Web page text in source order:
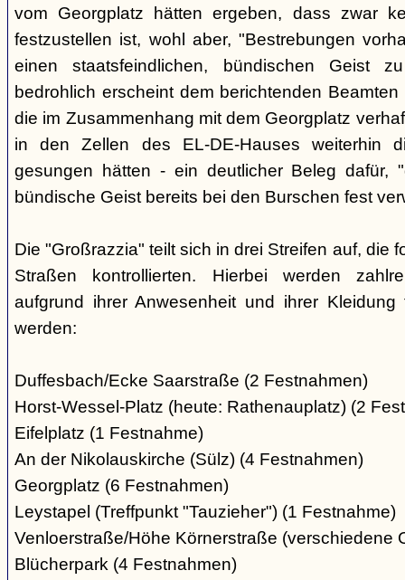
vom Georgplatz hätten ergeben, dass zwar
festzustellen ist, wohl aber, "Bestrebungen
einen staatsfeindlichen, bündischen Geist
bedrohlich erscheint dem berichtenden
die im Zusammenhang mit dem Georgplatz
in den Zellen des EL-DE-Hauses weiterhin
gesungen hätten - ein deutlicher Beleg dafür,
bündische Geist bereits bei den Burschen fest
Die "Großrazzia" teilt sich in drei Streifen auf, die
Straßen kontrollierten. Hierbei werden
aufgrund ihrer Anwesenheit und ihrer Kleidung
werden:
Duffesbach/Ecke Saarstraße (2 Festnahmen)
Horst-Wessel-Platz (heute: Rathenauplatz) (2
Eifelplatz (1 Festnahme)
An der Nikolauskirche (Sülz) (4 Festnahmen)
Georgplatz (6 Festnahmen)
Leystapel (Treffpunkt "Tauzieher") (1 Festnahme)
Venloerstraße/Höhe Körnerstraße (verschiedene
Blücherpark (4 Festnahmen)